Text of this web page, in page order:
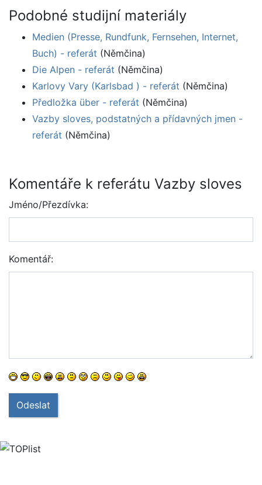
Podobné studijní materiály
Medien (Presse, Rundfunk, Fernsehen, Internet,
Buch) - referát (Němčina)
Die Alpen - referát (Němčina)
Karlovy Vary (Karlsbad ) - referát (Němčina)
Předložka über - referát (Němčina)
Vazby sloves, podstatných a přídavných jmen -
referát (Němčina)
Komentáře k referátu Vazby sloves
Jméno/Přezdívka:
Komentář:
Odeslat